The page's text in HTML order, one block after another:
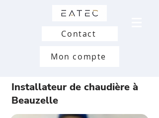
Contact
Mon compte
Installateur de chaudière à
Beauzelle